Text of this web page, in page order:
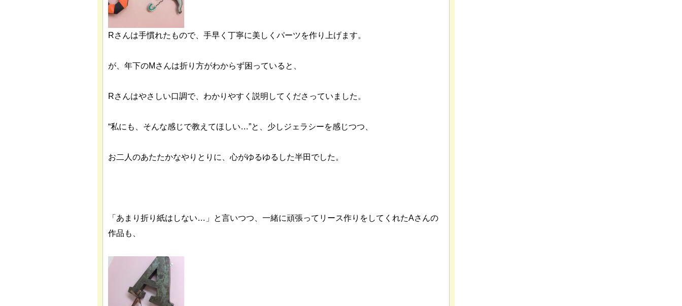
Rさんは手慣れたもので、手早く丁寧に美しくパーツを作り上げます。
が、年下のMさんは折り方がわからず困っていると、
Rさんはやさしい口調で、わかりやすく説明してくださっていました。
“私にも、そんな感じで教えてほしい…”と、少しジェラシーを感じつつ、
お二人のあたたかなやりとりに、心がゆるゆるした半田でした。
「あまり折り紙はしない…」と言いつつ、一緒に頑張ってリース作りをしてくれたAさんの
作品も、